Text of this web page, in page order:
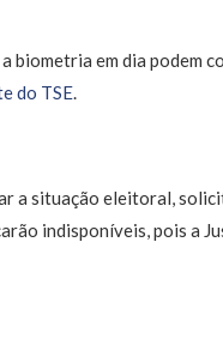
biometria em dia podem
do TSE.
a situação eleitoral,
indisponíveis, pois a